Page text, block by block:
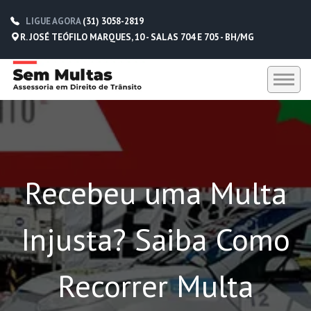
LIGUE AGORA(31) 3058-2819
R. JOSÉ TEÓFILO MARQUES, 10 - SALAS 704 E 705 - BH/MG
DEPOIMENTOS
CONTATO
(31) 3058-2819
(31) 98229-5662
(31) 98752-0612
Recebeu uma Multa
Injusta? Saiba Como
Recorrer Multa